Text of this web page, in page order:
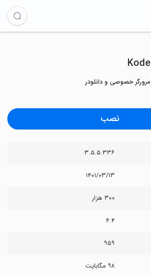
Kode
مرورگر خصوصی و دانلودر
نصب
۳.۵.۵.۳۳۶
۱۴۰۱/۰۳/۱۳
۳۰۰ هزار
۴.۴
۹۵۹
۹۸ مگابایت